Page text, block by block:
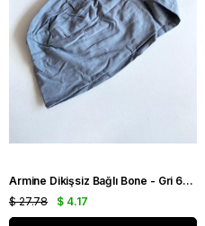
Armine Dikişsiz Bağlı Bone - Gri 680- 41270
$ 4.17
$ 27.78